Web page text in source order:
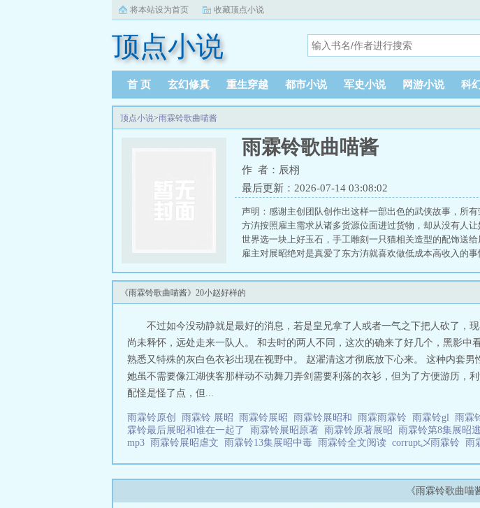
将本站设为首页 收藏顶点小说
顶点小说
首 页 玄幻修真 重生穿越 都市小说 军史小说 网游小说 科
顶点小说>雨霖铃歌曲喵酱
雨霖铃歌曲喵酱
作 者：辰栩
最后更新：2026-07-14 03:08:02
声明：感谢主创团队创作出这样一部出色的武侠故事，所
方泋按照雇主需求从诸多货源位面进过货物，却从没有人
世界选一块上好玉石，手工雕刻一只猫相关造型的配饰送
雇主对展昭绝对是真爱了东方泋就喜欢做低成本高收入的
cp，什么都磕只会使人营养均衡，包括但不限于男男女女
重要配角，雷者慎入3.时空系列第十部，第一章作话里会
金手指，因特殊身份时常扮猪吃老虎，甚至看热闹不嫌事
《雨霖铃歌曲喵酱》20小赵好样的
不过如今没动静就是最好的消息，若是皇兄拿了人或者一气之下把人砍了，
尚未释怀，远处走来一队人。 和去时的两人不同，这次的确来了好几个，黑影
熟悉又特殊的灰白色衣衫出现在视野中。 赵濯清这才彻底放下心来。 这种内套
她虽不需要像江湖侠客那样动不动舞刀弄剑需要利落的衣衫，但为了方便游历，
配怪是怪了点，但...
雨霖铃原创 雨霖铃 展昭 雨霖铃展昭 雨霖铃展昭和 雨霖雨霖铃 雨霖铃gl 雨霖
霖铃最后展昭和谁在一起了 雨霖铃展昭原著 雨霖铃原著展昭 雨霖铃第8集展昭
mp3 雨霖铃展昭虐文 雨霖铃13集展昭中毒 雨霖铃全文阅读 corrupt乄雨霖铃 雨
《雨霖铃歌曲喵